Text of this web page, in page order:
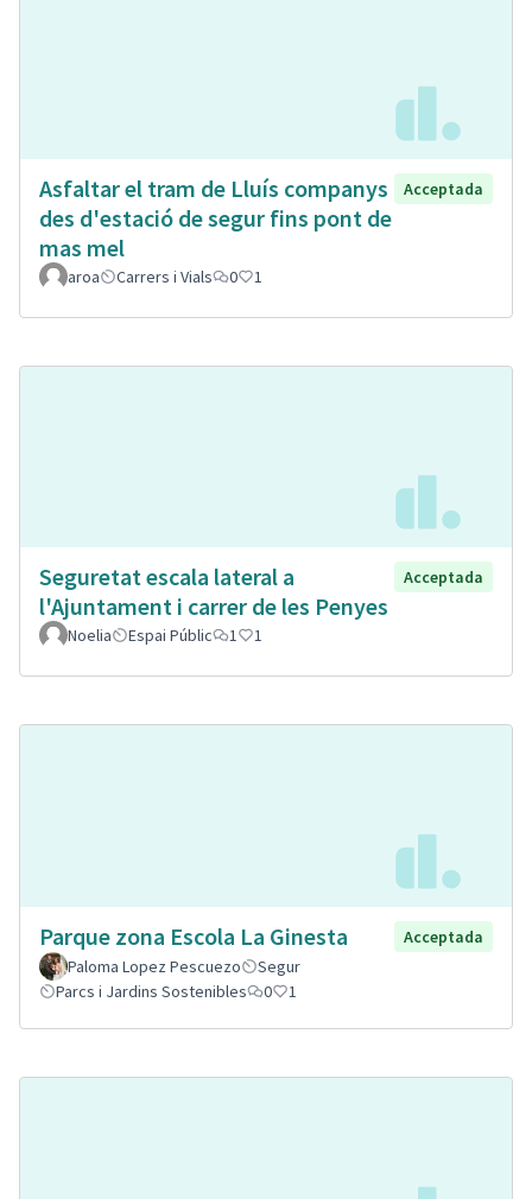
Asfaltar el tram de Lluís companys
des d'estació de segur fins pont de
mas mel
Acceptada
aroa Carrers i Vials 0 1
Seguretat escala lateral a
l'Ajuntament i carrer de les Penyes
Acceptada
Noelia Espai Públic 1 1
Parque zona Escola La Ginesta
Acceptada
Paloma Lopez Pescuezo
Segur
Parcs i Jardins Sostenibles
0 1